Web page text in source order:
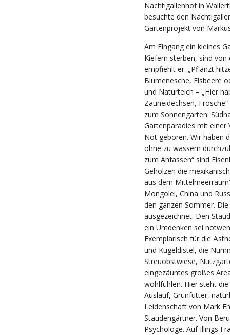
Nachtigallenhof in
besuchte den
Gartenprojekt von
Am Eingang ein kleines
Kiefern sterben, sind von
empfiehlt er: „Pflanzt
Blumenesche, Elsbeere
und Naturteich – „Hier
Zauneidechsen,
zum Sonnengarten:
Gartenparadies mit einer
Not geboren. Wir haben
ohne zu wässern
zum Anfassen“ sind
Gehölzen die
aus dem
Mongolei, China und
den ganzen Sommer.
ausgezeichnet. Den
ein Umdenken sei
Exemplarisch für die
und Kugeldistel, die
Streuobstwiese,
eingezäuntes großes
wohlfühlen. Hier steht
Auslauf, Grünfutter,
Leidenschaft von Mark
Staudengärtner. Von
Psychologe. Auf Illings